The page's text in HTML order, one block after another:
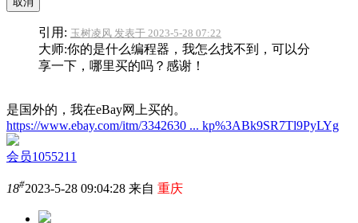
引用: 玉树凌风 发表于 2023-5-28 07:22
大师:你的是什么编程器，我怎么找不到，可以分
享一下，哪里买的吗？感谢！
是国外的，我在eBay网上买的。
https://www.ebay.com/itm/3342630 ... kp%3ABk9SR7Tl9PyLYg
会员1055211
18#2023-5-28 09:04:28 来自 重庆